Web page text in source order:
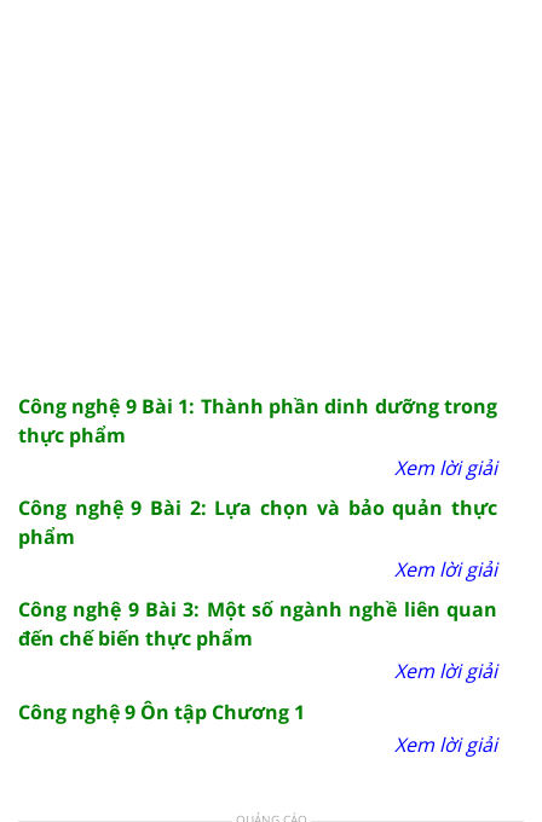
Công nghệ 9 Bài 1: Thành phần dinh dưỡng trong
thực phẩm
Xem lời giải
Công nghệ 9 Bài 2: Lựa chọn và bảo quản thực
phẩm
Xem lời giải
Công nghệ 9 Bài 3: Một số ngành nghề liên quan
đến chế biến thực phẩm
Xem lời giải
Công nghệ 9 Ôn tập Chương 1
Xem lời giải